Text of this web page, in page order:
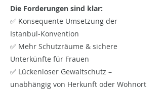
Die Forderungen sind klar:
✅ Konsequente Umsetzung der
Istanbul-Konvention
✅ Mehr Schutzräume & sichere
Unterkünfte für Frauen
✅ Lückenloser Gewaltschutz –
unabhängig von Herkunft oder Wohnort